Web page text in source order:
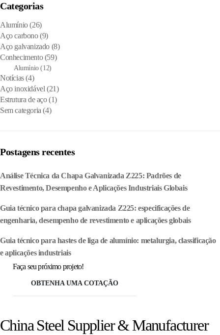
Categorias
Alumínio(26)
Aço carbono(9)
Aço galvanizado (8)
Conhecimento(59)
Alumínio(12)
Notícias(4)
Aço inoxidável (21)
Estrutura de aço(1)
Sem categoria (4)
Postagens recentes
Análise Técnica da Chapa Galvanizada Z225: Padrões de
Revestimento, Desempenho e Aplicações Industriais Globais
Guia técnico para chapa galvanizada Z225: especificações de
engenharia, desempenho de revestimento e aplicações globais
Guia técnico para hastes de liga de alumínio: metalurgia, classificação
e aplicações industriais
Faça seu próximo projeto!
OBTENHA UMA COTAÇÃO
China Steel Supplier & Manufacturer